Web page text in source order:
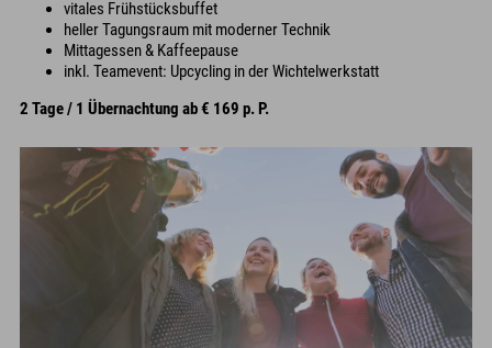
vitales Frühstücksbuffet
heller Tagungsraum mit moderner Technik
Mittagessen & Kaffeepause
inkl. Teamevent: Upcycling in der Wichtelwerkstatt
2 Tage / 1 Übernachtung ab € 169 p. P.